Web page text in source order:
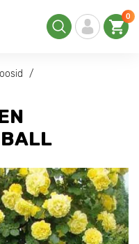
0
BALL